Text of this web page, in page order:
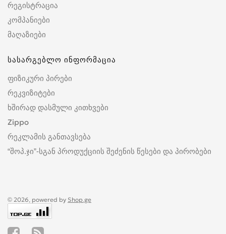
რეგისტრაცია
კომპანიები
მაღაზიები
სასარგებლო ინფორმაცია
ფიზიკური პირები
რეკვიზიტები
ხშირად დასმული კითხვები
Zippo
რეკლამის განთავსება
“შოპ.ჯი”-სგან პროდუქციის შეძენის წესები და პირობები
© 2026, powered by Shop.ge